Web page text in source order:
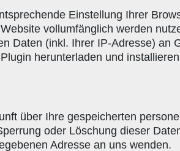
Einstellung Ihrer
vollumfänglich werden
Daten (inkl. Ihrer IP-Adresse)
herunterladen und
über Ihre gespeicherten
oder Löschung dieser
Adresse an uns wenden.